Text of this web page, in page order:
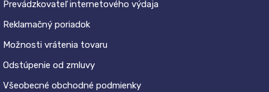
Prevádzkovateľ internetového výdaja
Reklamačný poriadok
Možnosti vrátenia tovaru
Odstúpenie od zmluvy
Všeobecné obchodné podmienky